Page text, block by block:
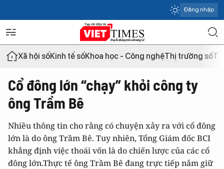
Đăng nhập
Xã hội sốKinh tế sốKhoa học - Công nghệThị trường số
Cổ đông lớn “chạy” khỏi công ty
ông Trầm Bê
Nhiều thông tin cho rằng có chuyện xảy ra với cổ đông
lớn là do ông Trầm Bê. Tuy nhiên, Tổng Giám đốc BCI
khẳng định việc thoái vốn là do chiến lược của các cổ
đông lớn.Thực tế ông Trầm Bê đang trực tiếp nắm giữ